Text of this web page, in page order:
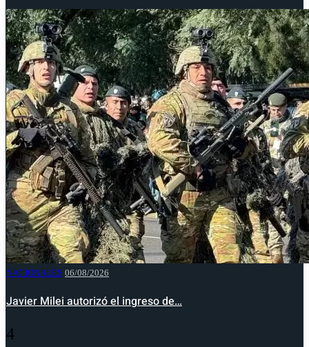
NACIONALES 06/08/2026
Javier Milei autorizó el ingreso de…
4